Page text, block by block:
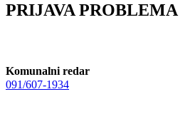
PRIJAVA PROBLEMA
Komunalni redar
091/607-1934